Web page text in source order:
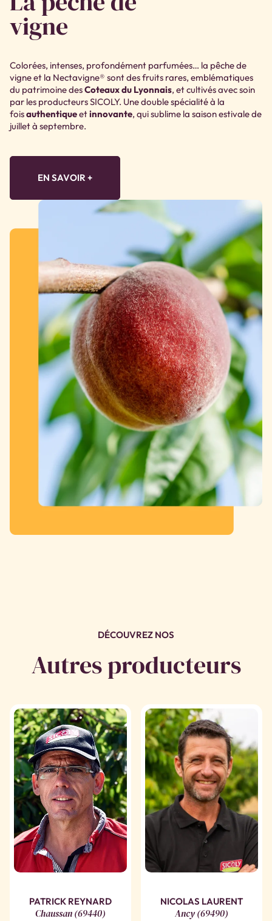
vigne
Colorées, intenses, profondément parfumées… la pêche de
vigne et la Nectavigne® sont des fruits rares, emblématiques
du patrimoine desCoteaux du Lyonnais, et cultivés avec soin
par les producteurs SICOLY. Une double spécialité à la
foisauthentiqueetinnovante, qui sublime la saison estivale de
juillet à septembre.
EN SAVOIR +
DÉCOUVREZ NOS
Autres producteurs
PATRICK REYNARD
Chaussan (69440)
NICOLAS LAURENT
Ancy (69490)